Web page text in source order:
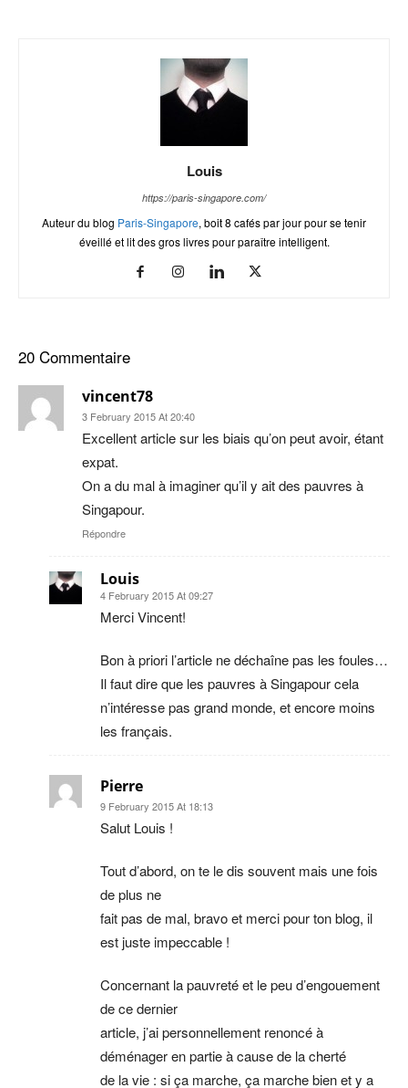
Louis
https://paris-singapore.com/
Auteur du blog Paris-Singapore, boit 8 cafés par jour pour se tenir
éveillé et lit des gros livres pour paraître intelligent.
20 Commentaire
vincent78
3 February 2015 At 20:40
Excellent article sur les biais qu’on peut avoir, étant
expat.
On a du mal à imaginer qu’il y ait des pauvres à
Singapour.
Répondre
Louis
4 February 2015 At 09:27
Merci Vincent!
Bon à priori l’article ne déchaîne pas les foules…
Il faut dire que les pauvres à Singapour cela
n’intéresse pas grand monde, et encore moins
les français.
Pierre
9 February 2015 At 18:13
Salut Louis !
Tout d’abord, on te le dis souvent mais une fois
de plus ne
fait pas de mal, bravo et merci pour ton blog, il
est juste impeccable !
Concernant la pauvreté et le peu d’engouement
de ce dernier
article, j’ai personnellement renoncé à
déménager en partie à cause de la cherté
de la vie : si ça marche, ça marche bien et y a